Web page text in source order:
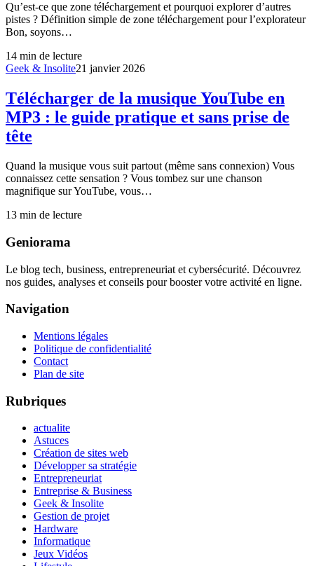
Qu’est-ce que zone téléchargement et pourquoi explorer d’autres
pistes ? Définition simple de zone téléchargement pour l’explorateur
Bon, soyons…
14 min de lecture
Geek & Insolite21 janvier 2026
Télécharger de la musique YouTube en
MP3 : le guide pratique et sans prise de
tête
Quand la musique vous suit partout (même sans connexion) Vous
connaissez cette sensation ? Vous tombez sur une chanson
magnifique sur YouTube, vous…
13 min de lecture
Geniorama
Le blog tech, business, entrepreneuriat et cybersécurité. Découvrez
nos guides, analyses et conseils pour booster votre activité en ligne.
Navigation
Mentions légales
Politique de confidentialité
Contact
Plan de site
Rubriques
actualite
Astuces
Création de sites web
Développer sa stratégie
Entrepreneuriat
Entreprise & Business
Geek & Insolite
Gestion de projet
Hardware
Informatique
Jeux Vidéos